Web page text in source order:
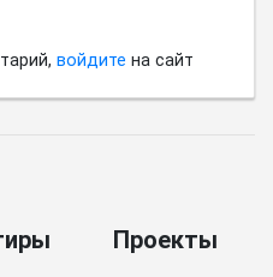
войдите на сайт
Проекты